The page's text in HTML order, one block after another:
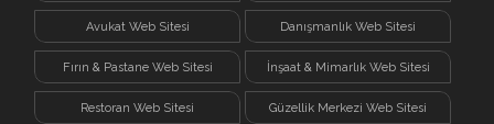
Avukat Web Sitesi Danışmanlık Web Sitesi
Fırın & Pastane Web Sitesi İnşaat & Mimarlık Web Sitesi
Restoran Web Sitesi Güzellik Merkezi Web Sitesi